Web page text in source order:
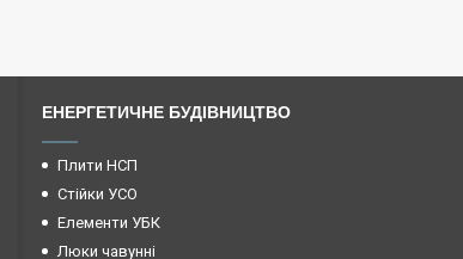
ЕНЕРГЕТИЧНЕ БУДІВНИЦТВО
Плити НСП
Стійки УСО
Елементи УБК
Люки чавунні